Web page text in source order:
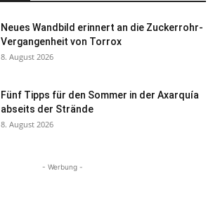
Neues Wandbild erinnert an die Zuckerrohr-
Vergangenheit von Torrox
8. August 2026
Fünf Tipps für den Sommer in der Axarquía
abseits der Strände
8. August 2026
- Werbung -